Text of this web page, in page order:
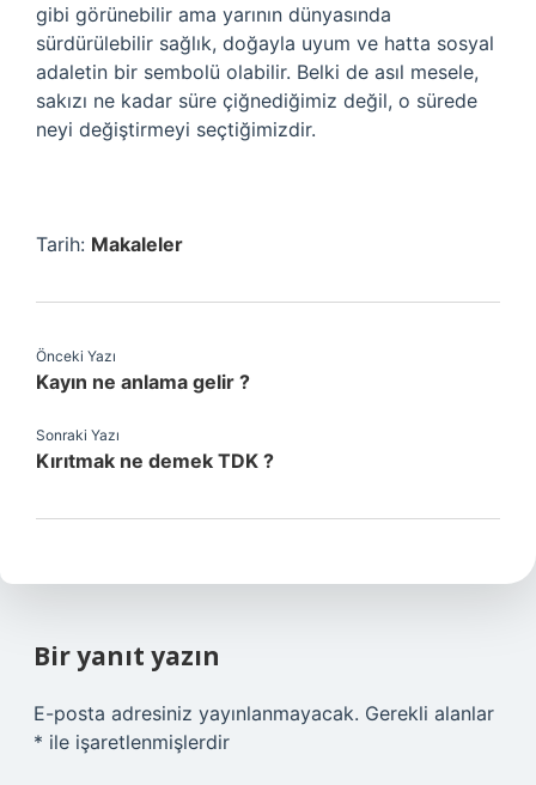
gibi görünebilir ama yarının dünyasında
sürdürülebilir sağlık, doğayla uyum ve hatta sosyal
adaletin bir sembolü olabilir. Belki de asıl mesele,
sakızı ne kadar süre çiğnediğimiz değil, o sürede
neyi değiştirmeyi seçtiğimizdir.
Tarih: Makaleler
Önceki Yazı
Kayın ne anlama gelir ?
Sonraki Yazı
Kırıtmak ne demek TDK ?
Bir yanıt yazın
E-posta adresiniz yayınlanmayacak. Gerekli alanlar
* ile işaretlenmişlerdir